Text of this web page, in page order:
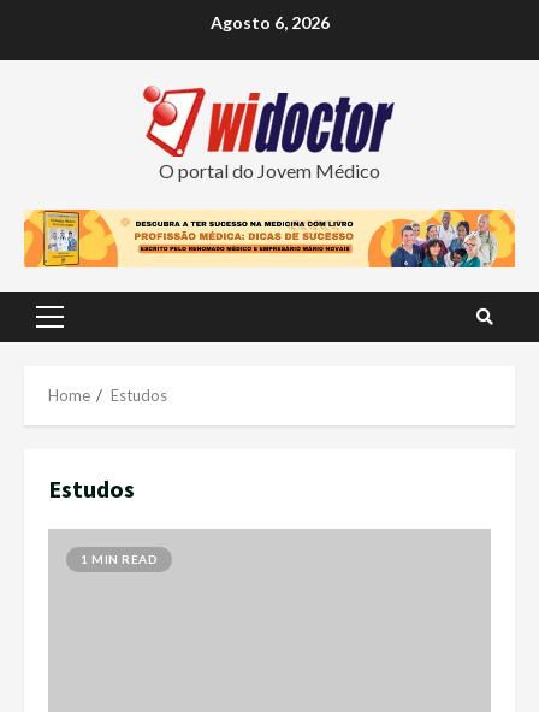
Agosto 6, 2026
O portal do Jovem Médico
Primary
Home Estudos
Estudos
1 MIN READ